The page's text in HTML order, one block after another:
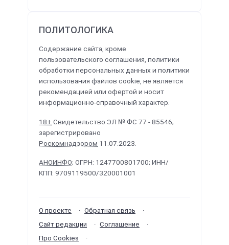
ПОЛИТОЛОГИКА
Содержание сайта, кроме
пользовательского соглашения, политики
обработки персональных данных и политики
использования файлов cookie, не является
рекомендацией или офертой и носит
информационно-справочный характер.
18+ Свидетельство ЭЛ № ФС 77 - 85546;
зарегистрировано
Роскомнадзором 11.07.2023.
АНОИНФО; ОГРН: 1247700801700; ИНН/
КПП: 9709119500/320001001
О проекте
Обратная связь
Сайт редакции
Соглашение
Про Cookies